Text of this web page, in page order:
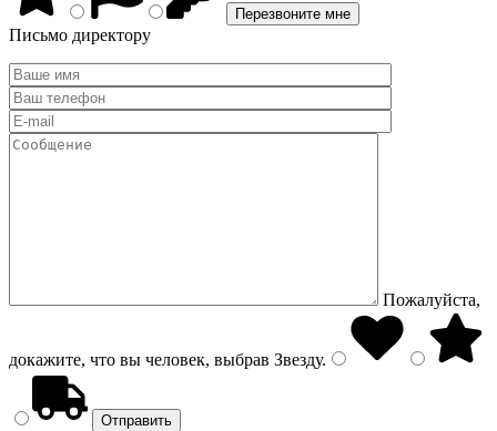
Письмо директору
Пожалуйста,
докажите, что вы человек, выбрав Звезду.